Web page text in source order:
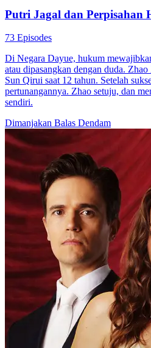
Putri Jagal dan Perpisahan
73 Episodes
Di Negara Dayue, hukum
atau dipasangkan dengan duda.
Sun Qirui saat 12 tahun. Setelah
pertunangannya. Zhao setuju, dan
sendiri.
Dimanjakan Balas Dendam